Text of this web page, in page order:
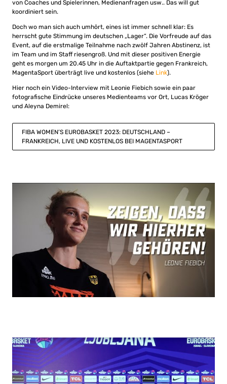
von Coaches und Spielerinnen, Medienanfragen usw.. Das will gut
koordiniert sein.
Doch wo man sich auch umhört, eines ist immer schnell klar: Es
herrscht gute Stimmung im deutschen „Lager“. Die Vorfreude auf das
Event, auf die erstmalige Teilnahme nach zwölf Jahren Abstinenz, ist
im Team und im Staff riesengroß. Und mit dieser positiven Energie
geht es morgen um 20.45 Uhr in die Auftaktpartie gegen Frankreich,
MagentaSport überträgt live und kostenlos (siehe Link).
Hier noch ein Video-Interview mit Leonie Fiebich sowie ein paar
fotografische Eindrücke unseres Medienteams vor Ort, Lucas Kröger
und Aleyna Demirel:
FIBA WOMEN’S EUROBASKET 2023: DEUTSCHLAND –
FRANKREICH, LIVE UND KOSTENLOS BEI MAGENTASPORT